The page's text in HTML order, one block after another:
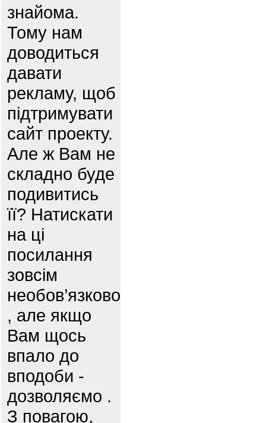
знайома.
Тому нам
доводиться
давати
рекламу, щоб
підтримувати
сайт проекту.
Але ж Вам не
складно буде
подивитись
її? Натискати
на ці
посилання
зовсім
необов’язково
, але якщо
Вам щось
впало до
вподоби -
дозволяємо .
З повагою,